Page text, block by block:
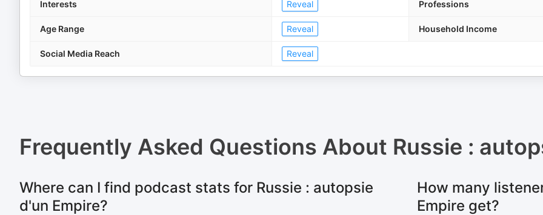
Interests Reveal Professions
Age Range Reveal Household Income
Social Media Reach Reveal
Frequently Asked Questions About Russie :
Where can I find podcast stats for Russie : autopsie
d'un Empire?
How many
Empire get?